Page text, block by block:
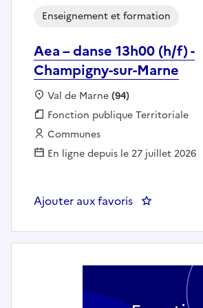
Aea – danse 13h00 (h/f) -
Champigny-sur-Marne
Enseignement et formation
Localisation :
Val de Marne(94)
Fonction publique :
Fonction publique Territoriale
Employeur :
Communes
En ligne depuis le 27 juillet 2026
Ajouter aux favoris : Aea –